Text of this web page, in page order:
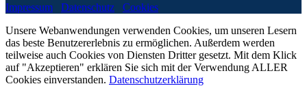
Impressum
Datenschutz
Cookies
Unsere Webanwendungen verwenden Cookies, um unseren Lesern
das beste Benutzererlebnis zu ermöglichen. Außerdem werden
teilweise auch Cookies von Diensten Dritter gesetzt. Mit dem Klick
auf "Akzeptieren" erklären Sie sich mit der Verwendung ALLER
Cookies einverstanden. Datenschutzerklärung